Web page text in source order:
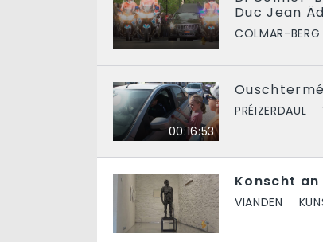
Duc Jean
COLMAR-BERG
00:16:53
PRÉIZERDAUL
Konscht
VIANDEN